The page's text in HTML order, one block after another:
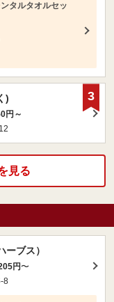
タルタオルセッ
)
円～
3
見る
ブス）
円〜
8